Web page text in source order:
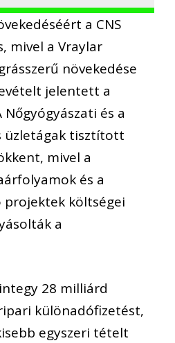
a CNS
mivel a Vraylar
növekedése
jelentett a
Nőgyógyászati és a
üzletágak tisztított
mivel a
és a
projektek költségei
a
28 milliárd
különadófizetést,
egyszeri tételt